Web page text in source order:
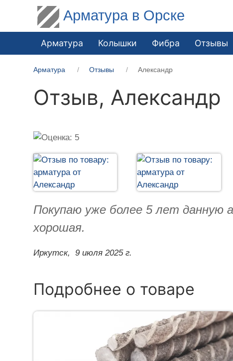
Арматура в Орске
Арматура Колышки Фибра Отзывы
Арматура Отзывы Александр
Отзыв, Александр
Покупаю уже более 5 лет данную
хорошая.
Иркутск, 9 июля 2025 г.
Подробнее о товаре